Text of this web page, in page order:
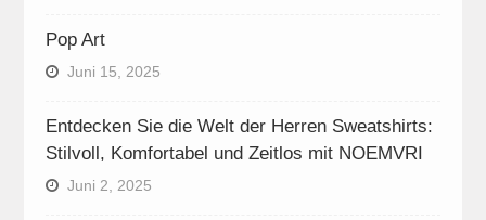
Pop Art
Juni 15, 2025
Entdecken Sie die Welt der Herren Sweatshirts:
Stilvoll, Komfortabel und Zeitlos mit NOEMVRI
Juni 2, 2025